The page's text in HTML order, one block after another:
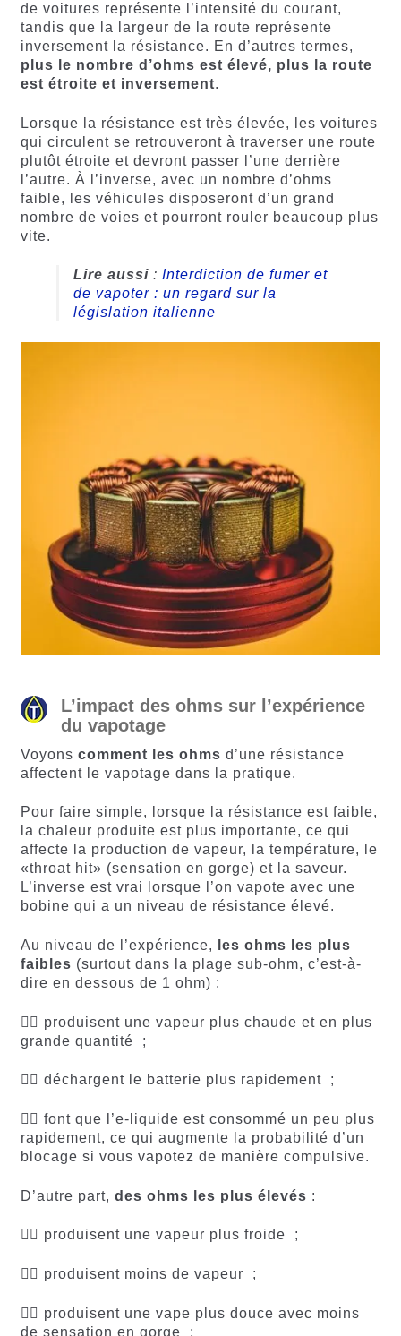
de voitures représente l’intensité du courant,
tandis que la largeur de la route représente
inversement la résistance. En d’autres termes,
plus le nombre d’ohms est élevé, plus la route
est étroite et inversement.
Lorsque la résistance est très élevée, les voitures
qui circulent se retrouveront à traverser une route
plutôt étroite et devront passer l’une derrière
l’autre. À l’inverse, avec un nombre d’ohms
faible, les véhicules disposeront d’un grand
nombre de voies et pourront rouler beaucoup plus
vite.
Lire aussi: Interdiction de fumer et
de vapoter : un regard sur la
législation italienne
L’impact des ohms sur l’expérience
du vapotage
Voyons comment les ohms d’une résistance
affectent le vapotage dans la pratique.
Pour faire simple, lorsque la résistance est faible,
la chaleur produite est plus importante, ce qui
affecte la production de vapeur, la température, le
«throat hit» (sensation en gorge) et la saveur.
L’inverse est vrai lorsque l’on vapote avec une
bobine qui a un niveau de résistance élevé.
Au niveau de l’expérience,
les ohms les plus
faibles (surtout dans la plage sub-ohm, c’est-à-
dire en dessous de 1 ohm) :
👉🏻 produisent une vapeur plus chaude et en plus
grande quantité ;
👉🏻 déchargent le batterie plus rapidement ;
👉🏻 font que l’e-liquide est consommé un peu plus
rapidement, ce qui augmente la probabilité d’un
blocage si vous vapotez de manière compulsive.
D’autre part, des ohms les plus élevés :
👉🏻 produisent une vapeur plus froide ;
👉🏻 produisent moins de vapeur ;
👉🏻 produisent une vape plus douce avec moins
de sensation en gorge ;